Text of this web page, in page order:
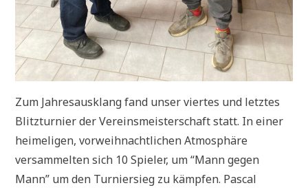
Zum Jahresausklang fand unser viertes und letztes
Blitzturnier der Vereinsmeisterschaft statt. In einer
heimeligen, vorweihnachtlichen Atmosphäre
versammelten sich 10 Spieler, um “Mann gegen
Mann” um den Turniersieg zu kämpfen. Pascal